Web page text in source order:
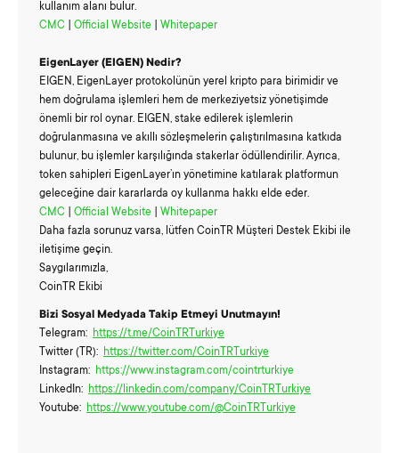
kullanım alanı bulur.
CMC
Official Website Whitepaper
EigenLayer (EIGEN) Nedir?
EIGEN, EigenLayer protokolünün yerel kripto para birimidir ve
hem doğrulama işlemleri hem de merkeziyetsiz yönetişimde
önemli bir rol oynar. EIGEN, stake edilerek işlemlerin
doğrulanmasına ve akıllı sözleşmelerin çalıştırılmasına katkıda
bulunur, bu işlemler karşılığında stakerlar ödüllendirilir. Ayrıca,
token sahipleri EigenLayer’ın yönetimine katılarak platformun
geleceğine dair kararlarda oy kullanma hakkı elde eder.
CMC
Official Website
Whitepaper
Daha fazla sorunuz varsa, lütfen CoinTR Müşteri Destek Ekibi ile
iletişime geçin.
Saygılarımızla,
CoinTR Ekibi
Bizi Sosyal Medyada Takip Etmeyi Unutmayın!
Telegram: https://t.me/CoinTRTurkiye
Twitter (TR): https://twitter.com/CoinTRTurkiye
Instagram: https://www.instagram.com/cointrturkiye
LinkedIn: https://linkedin.com/company/CoinTRTurkiye
Youtube: https://www.youtube.com/@CoinTRTurkiye